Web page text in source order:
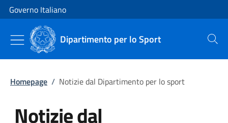
Vai al contenuto
Vai alla navigazione del sito
Governo Italiano
Dipartimento per lo Sport Cerca
Homepage / Notizie dal Dipartimento per lo sport
Notizie dal